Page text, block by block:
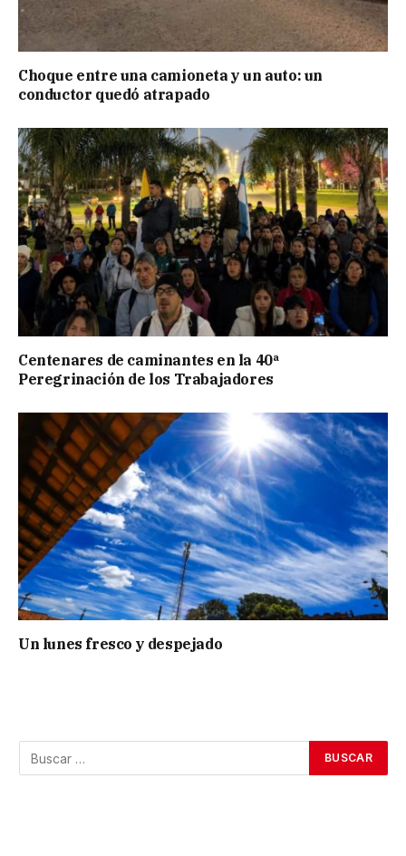
Choque entre una camioneta y un auto: un
conductor quedó atrapado
Centenares de caminantes en la 40ª
Peregrinación de los Trabajadores
Un lunes fresco y despejado